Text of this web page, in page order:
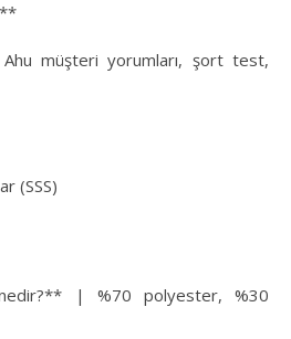
müşteri yorumları, şort test,
(SSS)
| %70 polyester, %30